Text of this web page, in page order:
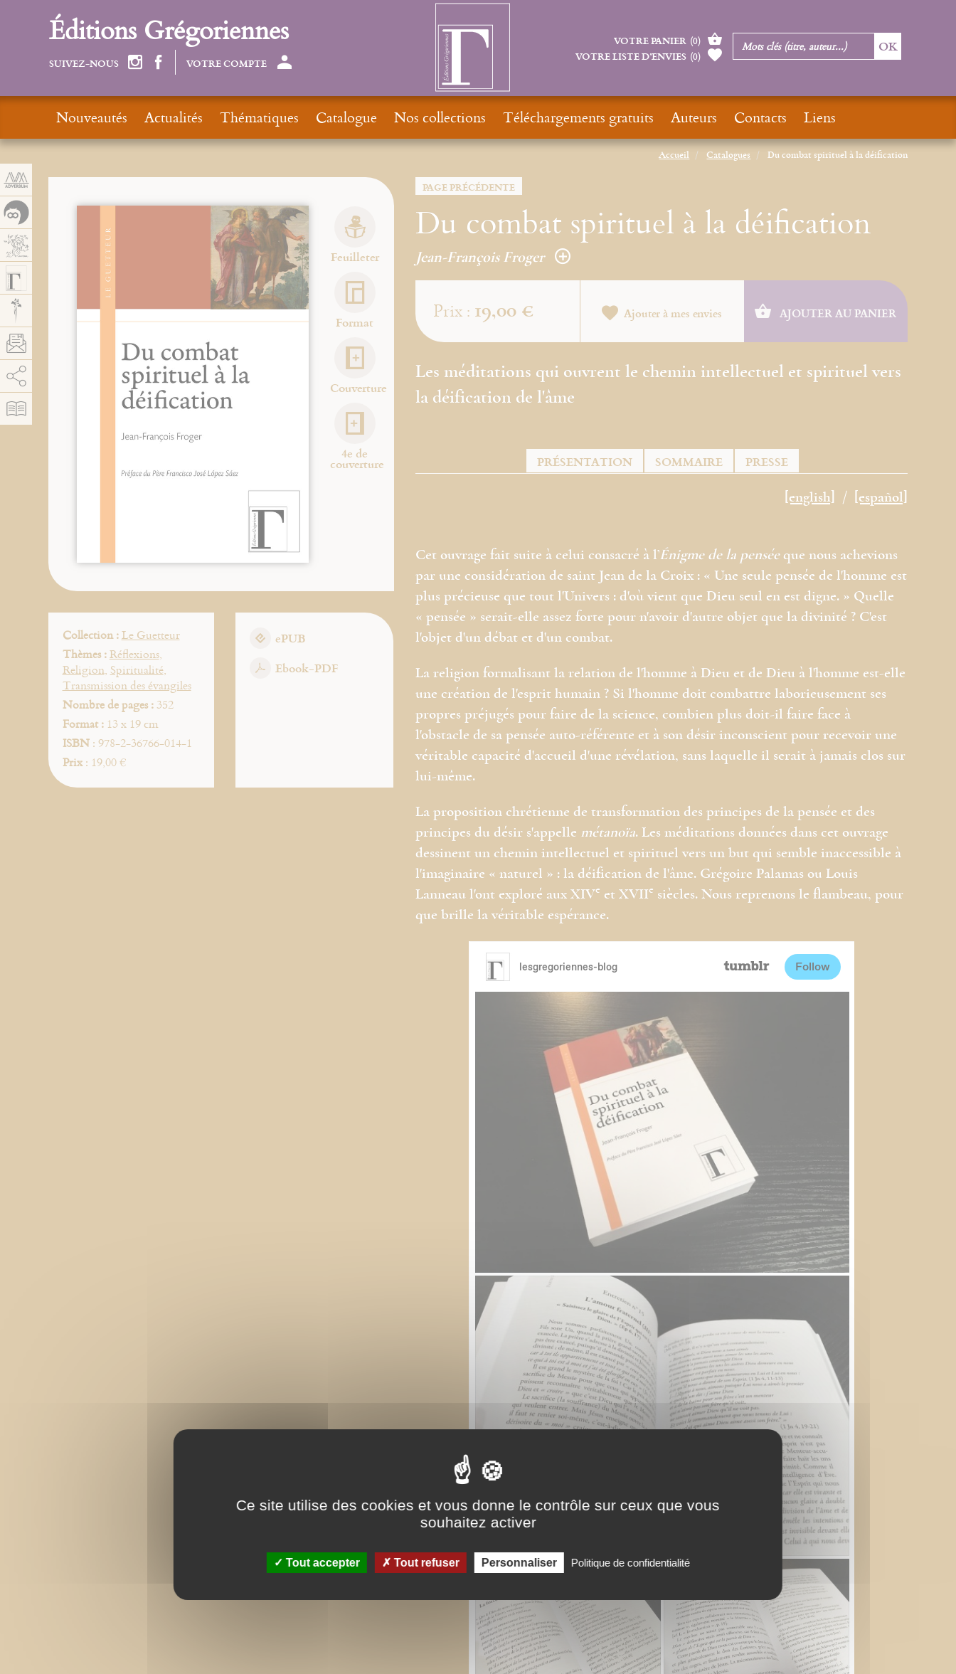
Accueil Catalogues Du combat spirituel à la déification
PAGE PRÉCÉDENTE
Du combat spirituel à la déification
Jean-François Froger
Feuilleter
Format
Couverture
4e de
couverture
Collection :Le Guetteur
Thèmes :Réflexions,
Religion, Spiritualité,
Transmission des évangiles
Nombre de pages :352
Format :13 x 19 cm
ISBN: 978-2-36766-014-1
Prix: 19,00 €
ePUB
Ebook-PDF
Prix : 19,00 € Ajouter à mes envies AJOUTER AU PANIER
Les méditations qui ouvrent le chemin intellectuel et spirituel vers
la déification de l'âme
PRÉSENTATION SOMMAIRE PRESSE
[english] [español]
Cet ouvrage fait suite à celui consacré à l’Énigme de la penséeque nous achevions
par une considération de saint Jean de la Croix : « Une seule pensée de l'homme est
plus précieuse que tout l'Univers : d'où vient que Dieu seul en est digne. » Quelle
« pensée » serait-elle assez forte pour n'avoir d'autre objet que la divinité ? C'est
l'objet d'un débat et d'un combat.
La religion formalisant la relation de l'homme à Dieu et de Dieu à l'homme est-elle
une création de l'esprit humain ? Si l'homme doit combattre laborieusement ses
propres préjugés pour faire de la science, combien plus doit-il faire face à
l'obstacle de sa pensée auto-référente et à son désir inconscient pour recevoir une
véritable capacité d'accueil d'une révélation, sans laquelle il serait à jamais clos sur
lui-même.
La proposition chrétienne de transformation des principes de la pensée et des
principes du désir s'appelle métanoïa. Les méditations données dans cet ouvrage
dessinent un chemin intellectuel et spirituel vers un but qui semble inaccessible à
l'imaginaire « naturel » : la déification de l'âme. Grégoire Palamas ou Louis
Lanneau l'ont exploré aux XIVe et XVIIe siècles. Nous reprenons le flambeau, pour
que brille la véritable espérance.
Éditions Grégoriennes
SUIVEZ-NOUS VOTRE COMPTE
VOTRE PANIER (0)
VOTRE LISTE D’ENVIES (0)
Nouveautés Actualités Thématiques Catalogue Nos collections Téléchargements gratuits Auteurs Contacts Liens
Autoriser
Panneau de gestion des cookies
Ce site utilise des cookies et vous donne le contrôle sur ceux que vous
souhaitez activer
Tout accepter Tout refuser Personnaliser Politique de confidentialité